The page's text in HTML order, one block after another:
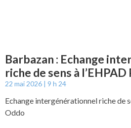
Barbazan : Echange
riche de sens à
22 mai 2026 9 h 24
Echange intergénérationnel riche de
Oddo